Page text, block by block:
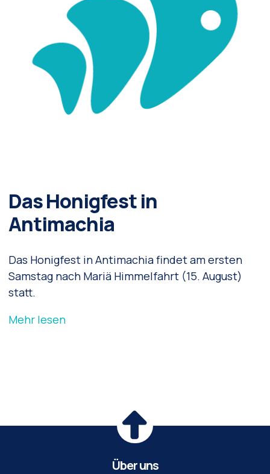
Das Honigfest in
Antimachia
Das Honigfest in Antimachia findet am ersten
Samstag nach Mariä Himmelfahrt (15. August)
statt.
Mehr lesen
Über uns